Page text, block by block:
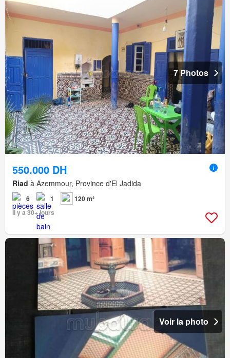
7 Photos
550.000 DH
Riad à Azemmour, Province d'El Jadida
6 1
120 m²
Il y a 30+ jours
Voir la photo